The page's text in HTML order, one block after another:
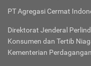
PT Agregasi Cermat
Direktorat Jenderal
Konsumen dan Tertib
Kementerian